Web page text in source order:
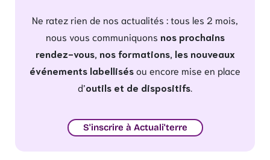
Ne ratez rien de nos actualités : tous les 2 mois,
nous vous communiquons nos prochains
rendez-vous, nos formations, les nouveaux
événements labellisésou encore mise en place
d’outils et de dispositifs
S'inscrire à Actuali'terre